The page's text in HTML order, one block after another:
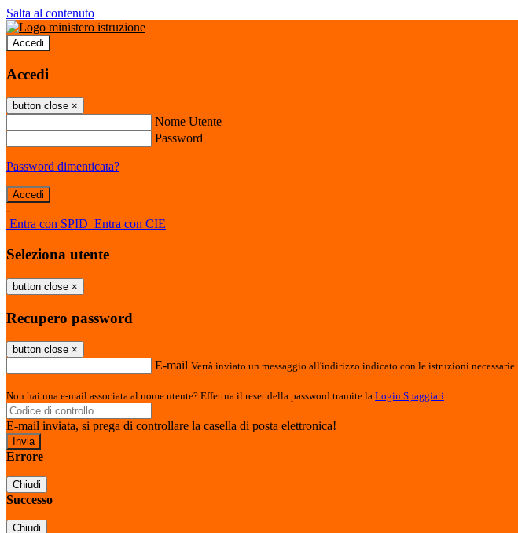
Salta al contenuto
Accedi
Accedi
button close ×
Nome Utente
Password
Password dimenticata?
-
Entra con SPID Entra con CIE
Seleziona utente
button close ×
Recupero password
button close ×
E-mail Verrà inviato un messaggio all'indirizzo indicato con le istruzioni necessarie.
Non hai una e-mail associata al nome utente? Effettua il reset della password tramite la Login Spaggiari
E-mail inviata, si prega di controllare la casella di posta elettronica!
Errore
Chiudi
Successo
Chiudi